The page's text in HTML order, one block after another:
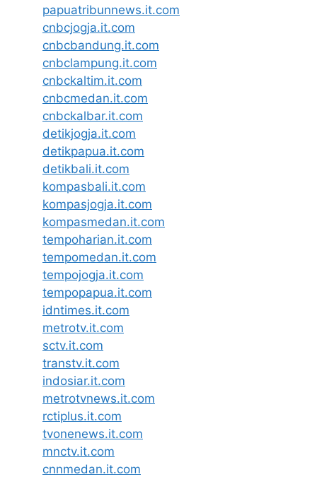
papuatribunnews.it.com
cnbcjogja.it.com
cnbcbandung.it.com
cnbclampung.it.com
cnbckaltim.it.com
cnbcmedan.it.com
cnbckalbar.it.com
detikjogja.it.com
detikpapua.it.com
detikbali.it.com
kompasbali.it.com
kompasjogja.it.com
kompasmedan.it.com
tempoharian.it.com
tempomedan.it.com
tempojogja.it.com
tempopapua.it.com
idntimes.it.com
metrotv.it.com
sctv.it.com
transtv.it.com
indosiar.it.com
metrotvnews.it.com
rctiplus.it.com
tvonenews.it.com
mnctv.it.com
cnnmedan.it.com